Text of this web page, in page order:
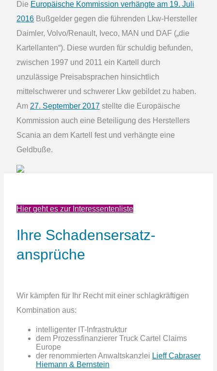
Die Europäische Kommission verhängte am 19. Juli
2016Bußgelder gegen die führenden Lkw-Hersteller
Daimler, Volvo/Renault, Iveco, MAN und DAF („die
Kartellanten“). Diese wurden für schuldig befunden,
zwischen 1997 und 2011 ein Kartell durch
unzulässige Preisabsprachen hinsichtlich
mittelschwerer und schwerer Lkw gebildet zu haben.
Am 27. September 2017 stellte die Europäische
Kommission auch eine Beteiligung des Herstellers
Scania an dem Kartell fest und verhängte eine
Geldbuße.
Hier geht es zur Interessentenliste
Ihre Schadens­ersatz­
ansprüche
Wir kämpfen für Ihr Recht mit einer schlagkräftigen
Kombination aus:
intelligenter IT-Infrastruktur
dem Prozessfinanzierer Truck Cartel Claims
Europe
der renommierten Anwaltskanzlei Lieff Cabraser
Hiemann & Bernstein